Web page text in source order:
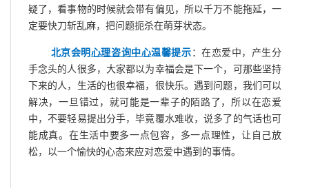
疑了，看事物的时候就会带有偏见，所以千万不能拖延，一
定要快刀斩乱麻，把问题扼杀在萌芽状态。
北京会明心理咨询中心温馨提示：在恋爱中，产生分
手念头的人很多，大家都以为幸福会是下一个，可那些坚持
下来的人，生活的也很幸福，很快乐。遇到问题，我们可以
解决，一旦错过，就可能是一辈子的陌路了，所以在恋爱
中，不要轻易提出分手，毕竟覆水难收，说多了的气话也可
能成真。在生活中要多一点包容，多一点理性，让自己放
松，以一个愉快的心态来应对恋爱中遇到的事情。